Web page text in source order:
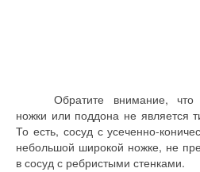
Обратите внимание, что
ножки или поддона не является
То есть, сосуд с усеченно-
небольшой широкой ножке, не
в сосуд с ребристыми стенками.